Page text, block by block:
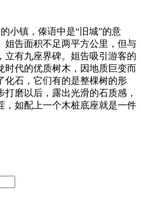
小镇 ， 傣语中是“旧城”的意
姐告面积不足两平方公里，但与
立有九座界碑。姐告吸引游客的
时代的优质树木，因地质巨变而
化石，它们有的是整棵树的形
磨以后，露出光滑的石质感，
，如配上一个木桩底座就是一件